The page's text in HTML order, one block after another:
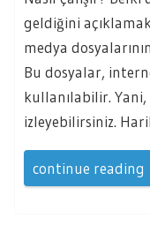
geldiğini
medya
Bu dosyalar,
kullanılabilir.
izleyebilirsiniz.
continue reading